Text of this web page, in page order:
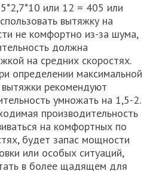
или 12 = 405 или
вытяжку на
не комфортно из-за шума,
должна
на средних скоростях.
определении максимальной
рекомендуют
умножать на 1,5-2.
производительность
на комфортных по
будет запас мощности
или особых ситуаций,
в более щадящем для